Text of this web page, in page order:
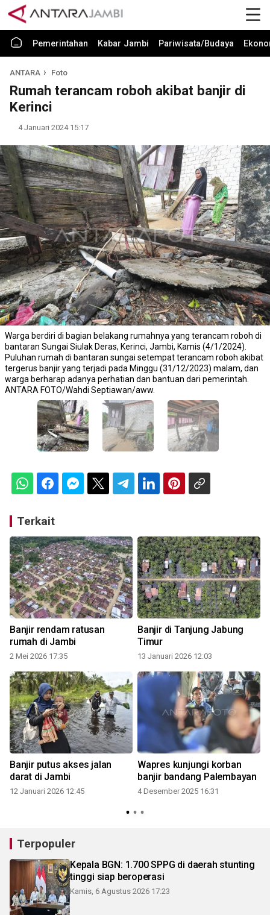
Pemerintahan Kabar Jambi Pariwisata/Budaya
ANTARA Foto
Rumah terancam roboh akibat banjir di
Kerinci
4 Januari 2024 15:17
Warga berdiri di bagian belakang rumahnya yang terancam roboh di
bantaran Sungai Siulak Deras, Kerinci, Jambi, Kamis (4/1/2024).
Puluhan rumah di bantaran sungai setempat terancam roboh akibat
tergerus banjir yang terjadi pada Minggu (31/12/2023) malam, dan
warga berharap adanya perhatian dan bantuan dari pemerintah.
ANTARA FOTO/Wahdi Septiawan/aww.
Terkait
Banjir rendam ratusan
rumah di Jambi
2 Mei 2026 17:35
Banjir di Tanjung Jabung
Timur
13 Januari 2026 12:03
Banjir putus akses jalan
darat di Jambi
12 Januari 2026 12:45
Wapres kunjungi korban
banjir bandang Palembayan
4 Desember 2025 16:31
Terpopuler
Kepala BGN: 1.700 SPPG di daerah stunting
tinggi siap beroperasi
Kamis, 6 Agustus 2026 17:23